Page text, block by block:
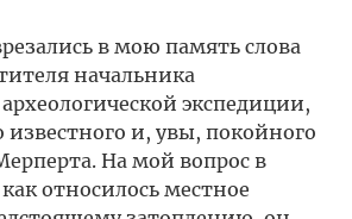
в мою память слова
начальника
экспедиции,
и, увы, покойного
На мой вопрос в
относилось местное